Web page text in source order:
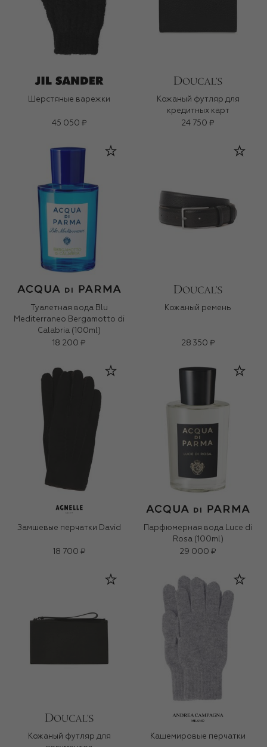
Шерстяные варежки
45 050 ₽
Кожаный футляр для
кредитных карт
24 750 ₽
Туалетная вода Blu
Mediterraneo Bergamotto di
Calabria (100ml)
18 200 ₽
Кожаный ремень
28 350 ₽
Замшевые перчатки David
18 700 ₽
Парфюмерная вода Luce di
Rosa (100ml)
29 000 ₽
Кожаный футляр для
Кашемировые перчатки